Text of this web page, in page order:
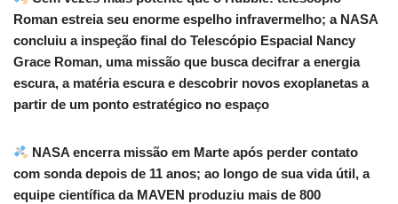
Roman estreia seu enorme espelho infravermelho; a NASA
concluiu a inspeção final do Telescópio Espacial Nancy
Grace Roman, uma missão que busca decifrar a energia
escura, a matéria escura e descobrir novos exoplanetas a
partir de um ponto estratégico no espaço
NASA encerra missão em Marte após perder contato
com sonda depois de 11 anos; ao longo de sua vida útil, a
equipe científica da MAVEN produziu mais de 800